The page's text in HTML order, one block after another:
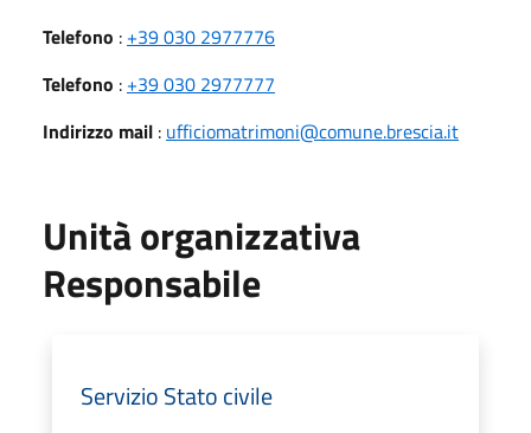
Telefono : +39 030 2977776
Telefono : +39 030 2977777
Indirizzo mail : ufficiomatrimoni@comune.brescia.it
Unità organizzativa
Responsabile
Servizio Stato civile